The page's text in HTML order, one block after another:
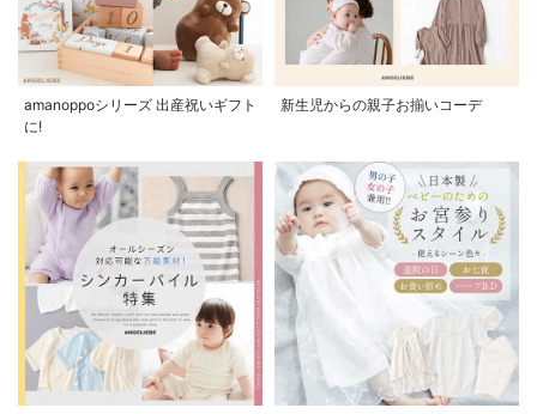
amanoppoシリーズ 出産祝いギフト
に!
新生児からの親子お揃いコーデ